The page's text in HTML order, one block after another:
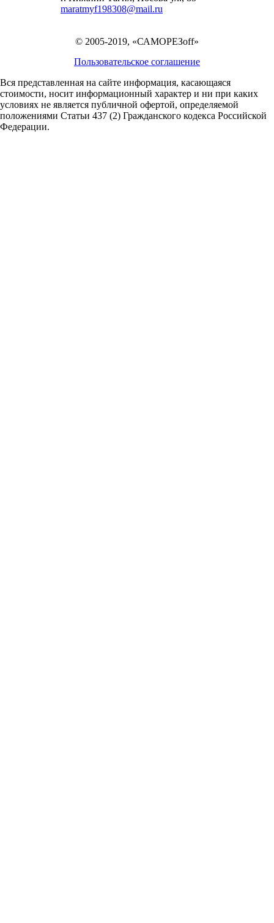
maratmyf198308@mail.ru
© 2005-2019, «САМОРЕЗoff»
Пользовательское соглашение
Вся представленная на сайте информация, касающаяся
стоимости, носит информационный характер и ни при каких
условиях не является публичной офертой, определяемой
положениями Статьи 437 (2) Гражданского кодекса Российской
Федерации.